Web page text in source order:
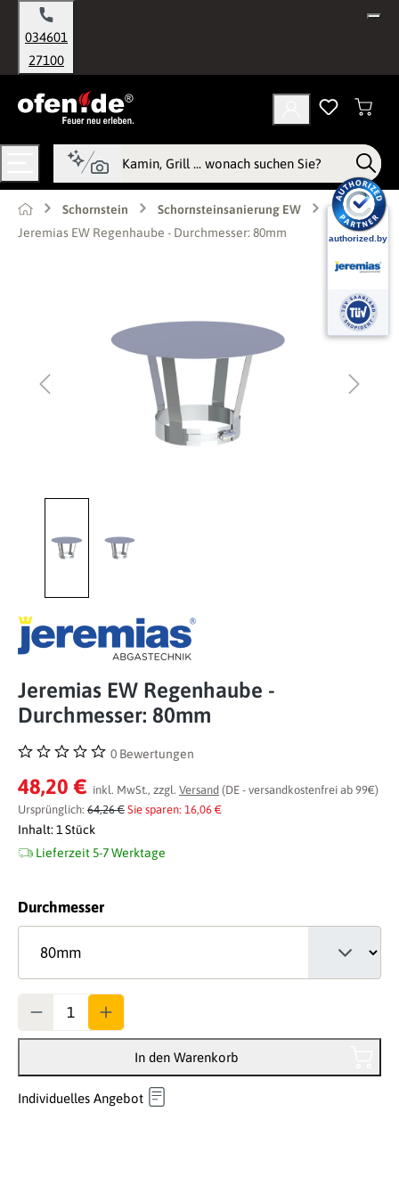
springen
034601
27100
Schornstein
Schornsteinsanierung EW
Jeremias EW Regenhaube - Durchmesser: 80mm
Jeremias EW Regenhaube -
Durchmesser: 80mm
Durchschnittliche Bewertung von 0 von 5 Sternen
0 Bewertungen
48,20 € inkl. MwSt., zzgl. Versand (DE - versandkostenfrei ab 99€)
Ursprünglich: 64,26 € Sie sparen: 16,06 €
Inhalt: 1 Stück
Lieferzeit 5-7 Werktage
Durchmesserauswählen
In den Warenkorb
Individuelles Angebot